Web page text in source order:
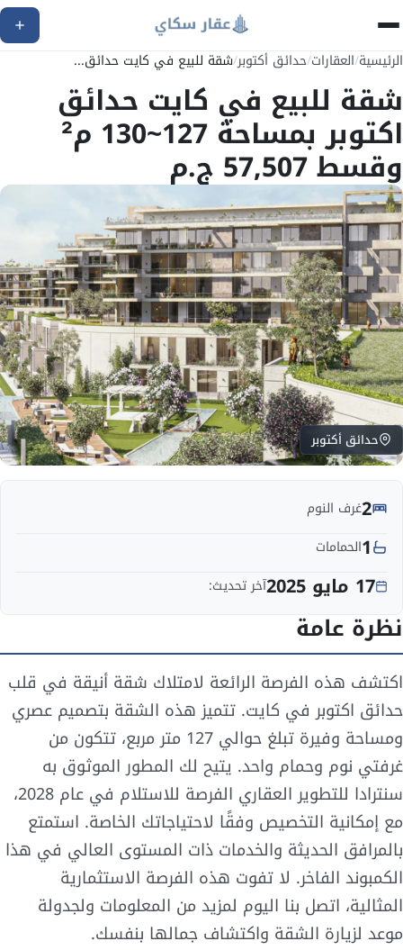
الرئيسية/العقارات/حدائق أكتوبر/شقة للبيع في كايت حدائق...
شقة للبيع في كايت حدائق
اكتوبر بمساحة 127~130 م²
وقسط 57,507 ج.م
حدائق أكتوبر
2غرف النوم
1الحمامات
17 مايو 2025 آخر تحديث:
نظرة عامة
اكتشف هذه الفرصة الرائعة لامتلاك شقة أنيقة في قلب
حدائق اكتوبر في كايت. تتميز هذه الشقة بتصميم عصري
ومساحة وفيرة تبلغ حوالي 127 متر مربع، تتكون من
غرفتي نوم وحمام واحد. يتيح لك المطور الموثوق به
سنترادا للتطوير العقاري الفرصة للاستلام في عام 2028،
مع إمكانية التخصيص وفقًا لاحتياجاتك الخاصة. استمتع
بالمرافق الحديثة والخدمات ذات المستوى العالي في هذا
الكمبوند الفاخر. لا تفوت هذه الفرصة الاستثمارية
المثالية، اتصل بنا اليوم لمزيد من المعلومات ولجدولة
موعد لزيارة الشقة واكتشاف جمالها بنفسك.